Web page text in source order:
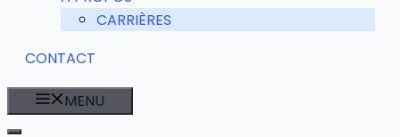
CARRIÈRES
CONTACT
MENU